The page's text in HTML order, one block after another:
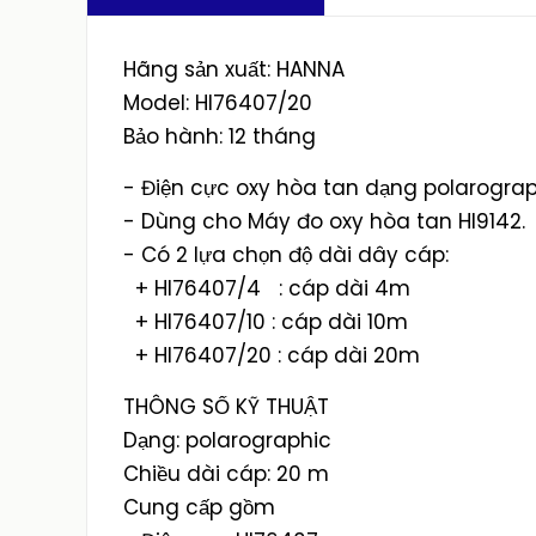
Hãng sản xuất: HANNA
Model: HI76407/20
Bảo hành: 12 tháng
- Điện cực oxy hòa tan dạng
- Dùng cho Máy đo oxy hòa tan HI9142.
- Có 2 lựa chọn độ dài dây cáp:
+ HI76407/4 : cáp dài 4m
+ HI76407/10 : cáp dài 10m
+ HI76407/20 : cáp dài 20m
THÔNG SỐ KỸ THUẬT
Dạng: polarographic
Chiều dài cáp: 20 m
Cung cấp gồm